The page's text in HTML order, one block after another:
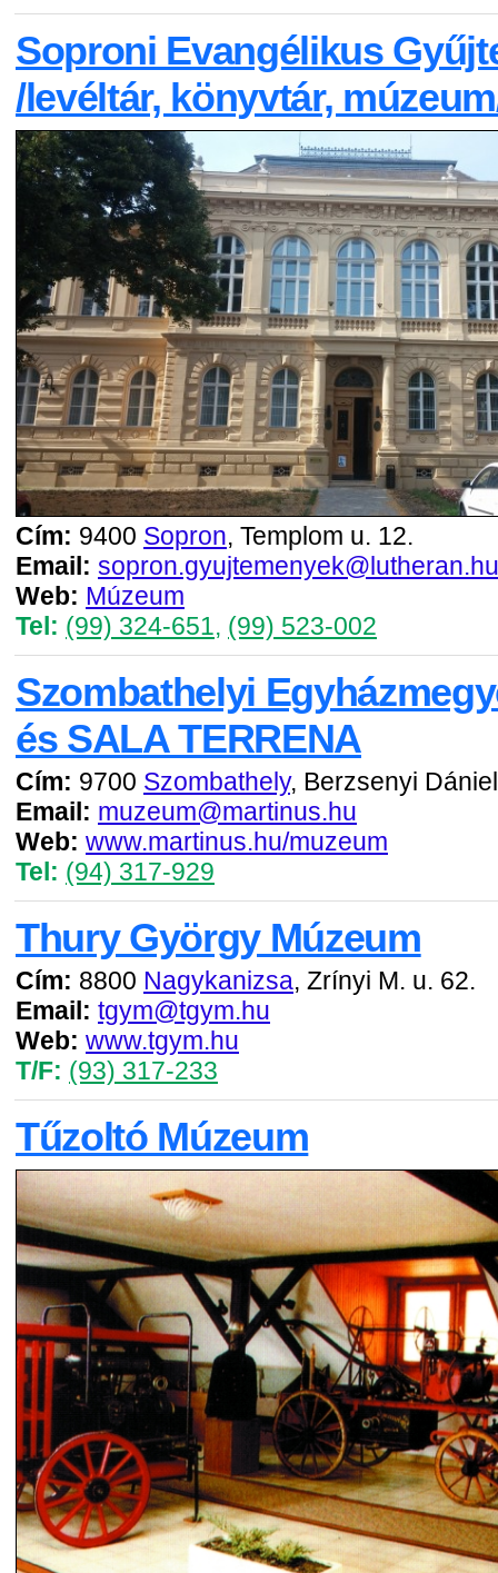
Soproni Evangélikus
/levéltár, könyvtár,
Cím: 9400 Sopron, Templom u. 12.
Email: sopron.gyujtemenyek@lutheran.hu
Web: Múzeum
Tel: (99) 324-651, (99) 523-002
Szombathelyi
és SALA TERRENA
Cím: 9700 Szombathely, Berzsenyi
Email: muzeum@martinus.hu
Web: www.martinus.hu/muzeum
Tel: (94) 317-929
Thury György Múzeum
Cím: 8800 Nagykanizsa, Zrínyi M. u. 62.
Email: tgym@tgym.hu
Web: www.tgym.hu
T/F: (93) 317-233
Tűzoltó Múzeum